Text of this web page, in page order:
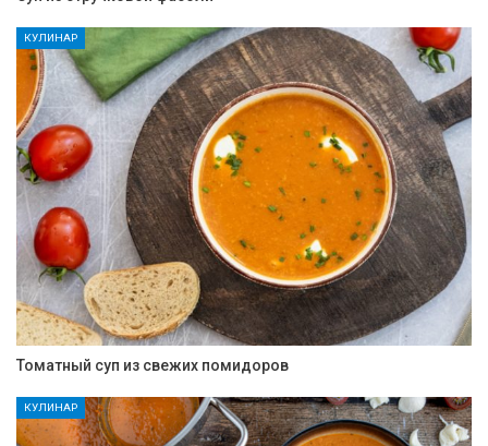
КУЛИНАР
Томатный суп из свежих помидоров
КУЛИНАР